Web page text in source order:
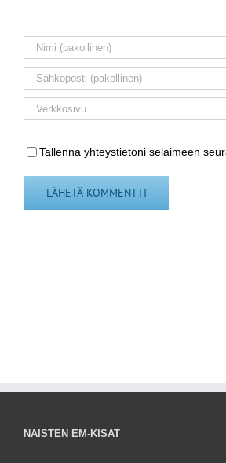
Tallenna yhteystietoni selaimeen
NAISTEN EM-KISAT